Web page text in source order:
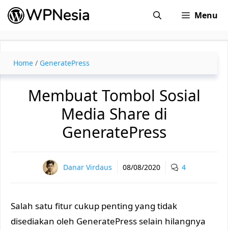
Skip
Menu
Home / GeneratePress
Membuat Tombol Sosial
Media Share di
GeneratePress
Danar Virdaus 08/08/2020 4
Salah satu fitur cukup penting yang tidak
disediakan oleh GeneratePress selain hilangnya